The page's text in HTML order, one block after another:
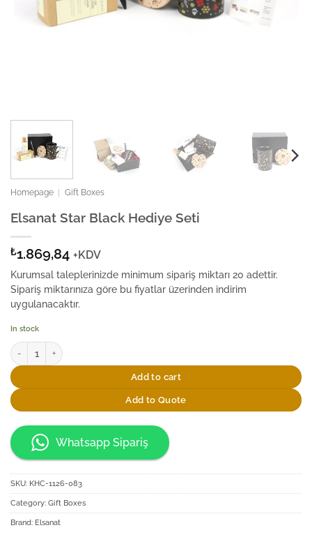
Homepage Gift Boxes
Elsanat Star Black Hediye Seti
₺1.869,84 +KDV
Kurumsal taleplerinizde minimum sipariş miktarı 20 adettir.
Sipariş miktarınıza göre bu fiyatlar üzerinden indirim
uygulanacaktır.
In stock
Elsanat Star Black Hediye Seti quantity
Add to cart
Add to Quote
Whatsapp Sipariş
SKU: KHC-1126-083
Category: Gift Boxes
Brand: Elsanat